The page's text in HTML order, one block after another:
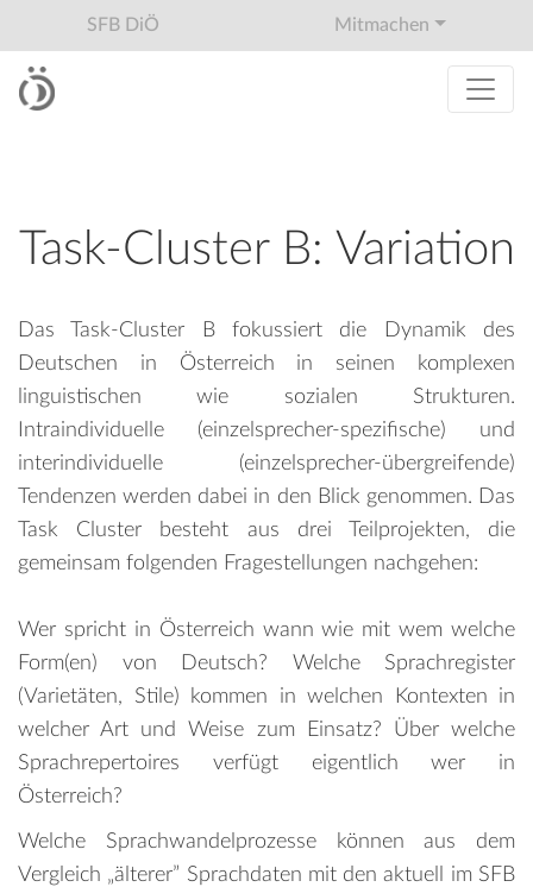
SFB DiÖ Mitmachen
Task-Cluster B: Variation
Das Task-Cluster B fokussiert die Dynamik des
Deutschen in Österreich in seinen komplexen
linguistischen wie sozialen Strukturen.
Intraindividuelle (einzelsprecher-spezifische) und
interindividuelle (einzelsprecher-übergreifende)
Tendenzen werden dabei in den Blick genommen. Das
Task Cluster besteht aus drei Teilprojekten, die
gemeinsam folgenden Fragestellungen nachgehen:
Wer spricht in Österreich wann wie mit wem welche
Form(en) von Deutsch? Welche Sprachregister
(Varietäten, Stile) kommen in welchen Kontexten in
welcher Art und Weise zum Einsatz? Über welche
Sprachrepertoires verfügt eigentlich wer in
Österreich?
Welche Sprachwandelprozesse können aus dem
Vergleich „älterer” Sprachdaten mit den aktuell im SFB